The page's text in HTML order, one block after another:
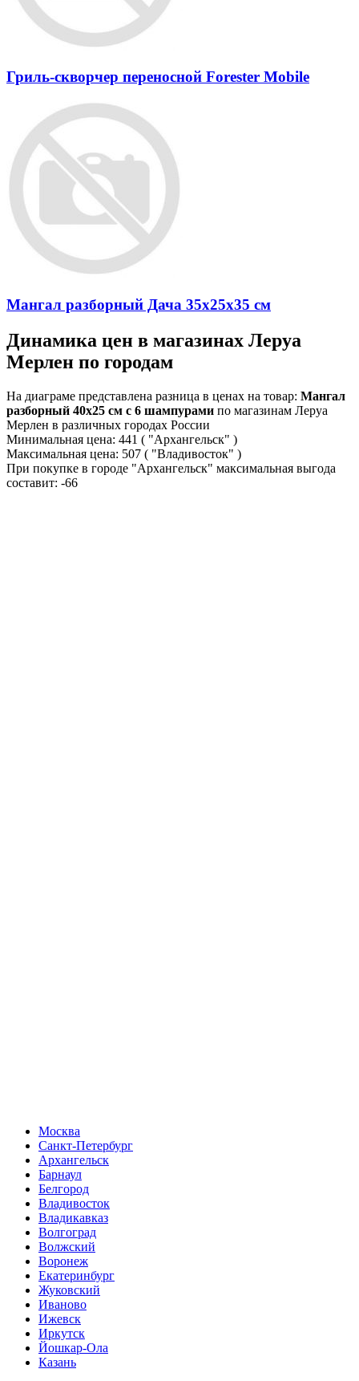
Гриль-скворчер переносной Forester Mobile
Мангал разборный Дача 35x25x35 см
Динамика цен в магазинах Леруа
Мерлен по городам
На диаграме представлена разница в ценах на товар: Мангал
разборный 40x25 см с 6 шампурами по магазинам Леруа
Мерлен в различных городах России
Минимальная цена: 441 ( "Архангельск" )
Максимальная цена: 507 ( "Владивосток" )
При покупке в городе "Архангельск" максимальная выгода
составит: -66
Москва
Санкт-Петербург
Архангельск
Барнаул
Белгород
Владивосток
Владикавказ
Волгоград
Волжский
Воронеж
Екатеринбург
Жуковский
Иваново
Ижевск
Иркутск
Йошкар-Ола
Казань